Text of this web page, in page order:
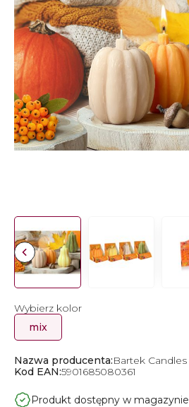
Wybierz kolor
mix
Nazwa producenta:Bartek Candles
Kod EAN:5901685080361
Produkt dostępny w magazynie